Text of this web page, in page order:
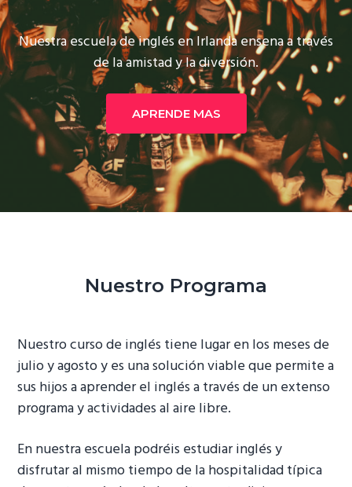
Nuestra escuela de inglés en Irlanda ensena a través
de la amistad y la diversión.
APRENDE MAS
Nuestro Programa
Nuestro curso de inglés tiene lugar en los meses de
julio y agosto y es una solución viable que permite a
sus hijos a aprender el inglés a través de un extenso
programa y actividades al aire libre.
En nuestra escuela podréis estudiar inglés y
disfrutar al mismo tiempo de la hospitalidad típica